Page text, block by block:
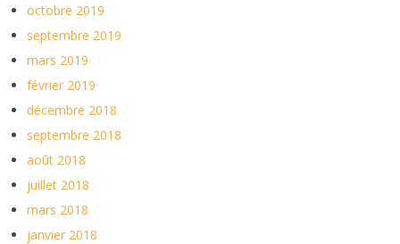
octobre 2019
septembre 2019
mars 2019
février 2019
décembre 2018
septembre 2018
août 2018
juillet 2018
mars 2018
janvier 2018